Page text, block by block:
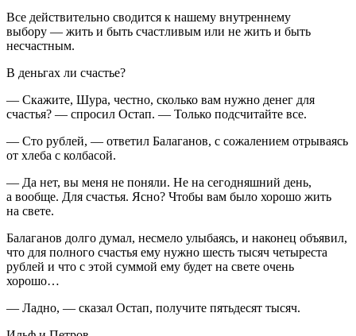
Все действительно сводится к нашему внутреннему
выбору — жить и быть счастливым или не жить и быть
несчастным.
В деньгах ли счастье?
— Скажите, Шура, честно, сколько вам нужно денег для
счастья? — спросил Остап. — Только подсчитайте все.
— Сто рублей, — ответил Балаганов, с сожалением отрываясь
от хлеба с колбасой.
— Да нет, вы меня не поняли. Не на сегодняшний день,
а вообще. Для счастья. Ясно? Чтобы вам было хорошо жить
на свете.
Балаганов долго думал, несмело улыбаясь, и наконец объявил,
что для полного счастья ему нужно шесть тысяч четыреста
рублей и что с этой суммой ему будет на свете очень
хорошо…
— Ладно, — сказал Остап, получите пятьдесят тысяч.